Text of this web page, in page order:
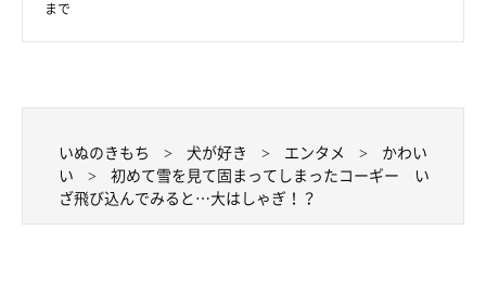
まで
いぬのきもち 犬が好き エンタメ
かわい
い
初めて雪を見て固まってしまったコーギー い
ざ飛び込んでみると…大はしゃぎ！？